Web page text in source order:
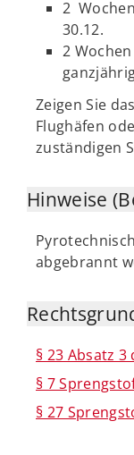
2
30.12.
2
Zeigen Sie
Flughäfen
zuständigen
Hinweise
abgebrannt
§ 23 Absatz
§ 7
§ 27